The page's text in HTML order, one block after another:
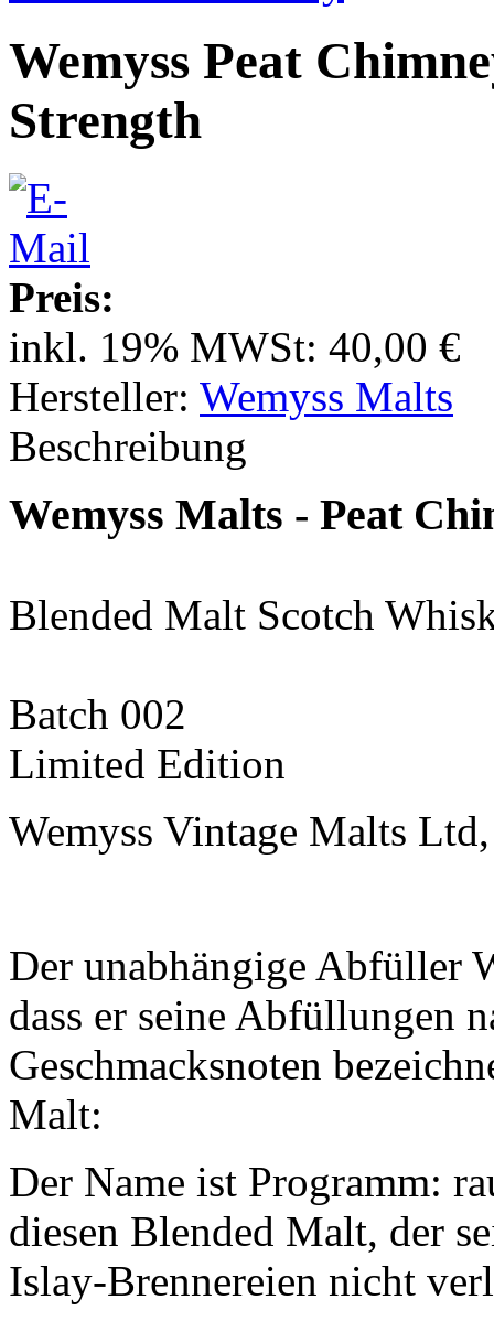
Wemyss Peat
Strength
Preis:
inkl. 19% MWSt: 40,00 €
Hersteller: Wemyss Malts
Beschreibung
Wemyss Malts - Peat
Blended Malt Scotch
Batch 002
Limited Edition
Wemyss Vintage Malts
Der unabhängige Abfüller
dass er seine Abfüllungen
Geschmacksnoten
Malt:
Der Name ist Programm:
diesen Blended Malt, der
Islay-Brennereien nicht